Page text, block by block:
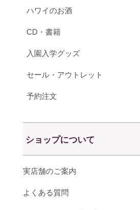
ハワイのお酒
CD・書籍
入園入学グッズ
セール・アウトレット
予約注文
ショップについて
実店舗のご案内
よくある質問